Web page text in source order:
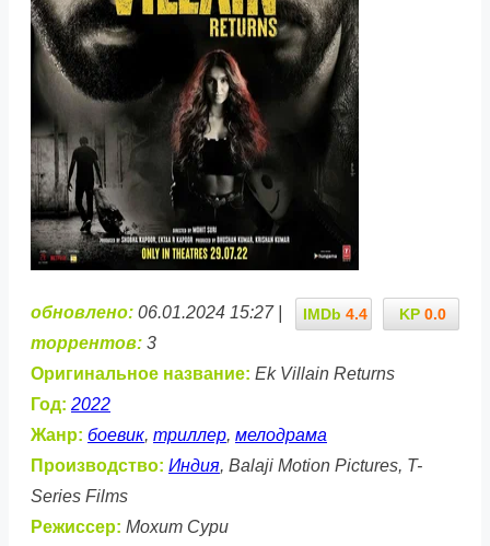
KP 0.0
IMDb 4.4
обновлено: 06.01.2024 15:27 |
торрентов: 3
Оригинальное название: Ek Villain Returns
Год: 2022
Жанр: боевик, триллер, мелодрама
Производство: Индия, Balaji Motion Pictures, T-
Series Films
Режиссер: Мохит Сури